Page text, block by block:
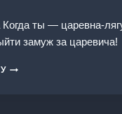
ты — царевна-
замуж за
РАЗЫСКИВАЕТСЯ